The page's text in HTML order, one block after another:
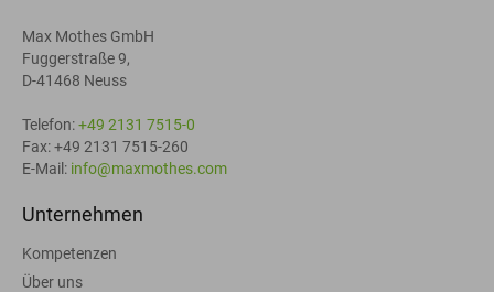
Max Mothes GmbH
Fuggerstraße 9,
D-41468 Neuss
Telefon:+49 2131 7515-0
Fax: +49 2131 7515-260
E-Mail: info@maxmothes.com
Unternehmen
Kompetenzen
Über uns